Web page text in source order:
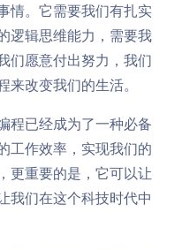
情。它需要我们有扎实
逻辑思维能力，需要我
们愿意付出努力，我们
改变我们的生活。
程已经成为了一种必备
工作效率，实现我们的
更重要的是，它可以让
我们在这个科技时代中